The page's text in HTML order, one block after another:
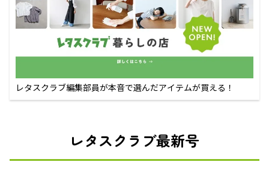
レタスクラブ編集部員が本音で選んだアイテムが買える！
レタスクラブ最新号